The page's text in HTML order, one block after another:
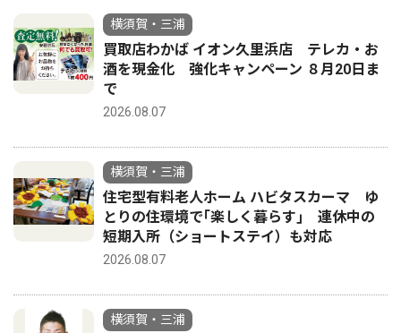
横須賀・三浦
買取店わかば イオン久里浜店 テレカ・お
酒を現金化 強化キャンペーン ８月20日ま
で
2026.08.07
横須賀・三浦
住宅型有料老人ホーム ハビタスカーマ ゆ
とりの住環境で｢楽しく暮らす｣ 連休中の
短期入所（ショートステイ）も対応
2026.08.07
横須賀・三浦